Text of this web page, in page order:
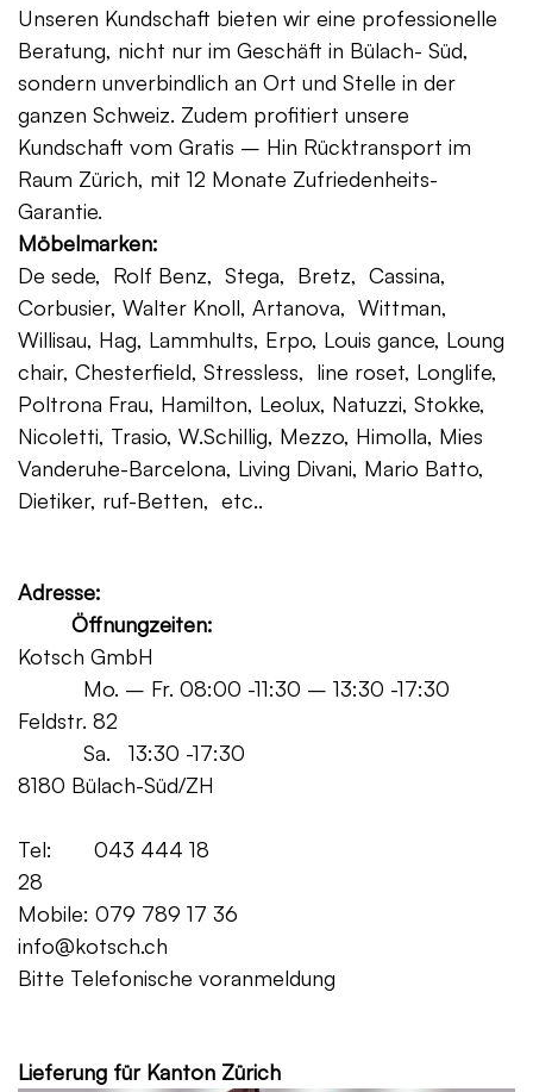
Unseren Kundschaft bieten wir eine professionelle
Beratung, nicht nur im Geschäft in Bülach- Süd,
sondern unverbindlich an Ort und Stelle in der
ganzen Schweiz. Zudem profitiert unsere
Kundschaft vom Gratis – Hin Rücktransport im
Raum Zürich, mit 12 Monate Zufriedenheits-
Garantie.
Möbelmarken:
De sede, Rolf Benz, Stega, Bretz, Cassina,
Corbusier, Walter Knoll, Artanova, Wittman,
Willisau, Hag, Lammhults, Erpo, Louis gance, Loung
chair, Chesterfield, Stressless, line roset, Longlife,
Poltrona Frau, Hamilton, Leolux, Natuzzi, Stokke,
Nicoletti, Trasio, W.Schillig, Mezzo, Himolla, Mies
Vanderuhe-Barcelona, Living Divani, Mario Batto,
Dietiker, ruf-Betten, etc..
Adresse:
Öffnungzeiten:
Kotsch GmbH
Mo. – Fr. 08:00 -11:30 – 13:30 -17:30
Feldstr. 82
Sa. 13:30 -17:30
8180 Bülach-Süd/ZH
Tel: 043 444 18
28
Mobile: 079 789 17 36
info@kotsch.ch
Bitte Telefonische voranmeldung
Lieferung für Kanton Zürich